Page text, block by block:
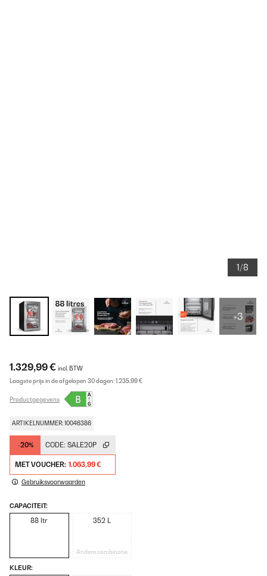
1/8
+3
1.329,99 € incl. BTW
Laagste prijs in de afgelopen 30 dagen:1.235,99 €
Productgegevens
ARTIKELNUMMER: 10046386
-20% CODE: SALE20P
MET VOUCHER: 1.063,99 €
Gebruiksvoorwaarden
CAPACITEIT:
88 ltr 352 L
Andere combinatie
KLEUR: